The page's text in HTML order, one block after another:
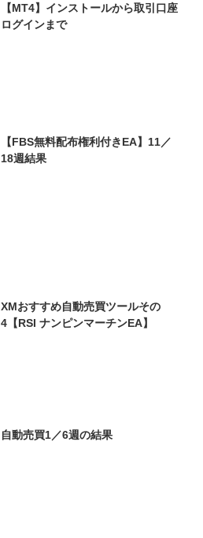
【MT4】インストールから取引口座
ログインまで
【FBS無料配布権利付きEA】11／
18週結果
XMおすすめ自動売買ツールその
4【RSI ナンピンマーチンEA】
自動売買1／6週の結果